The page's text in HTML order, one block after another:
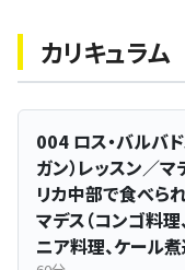
カリキュラム
004 ロス・バルバ
ガン）レッスン／マ
リカ中部で食べら
マデス（コンゴ料理
ニア料理、ケール煮